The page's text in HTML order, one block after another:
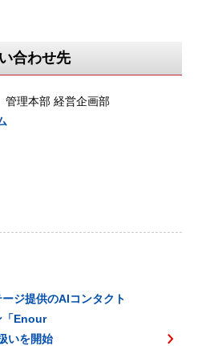
合わせ先
理本部 経営企画部
ジ提供のAIコンタクト
「Enour
いを開始